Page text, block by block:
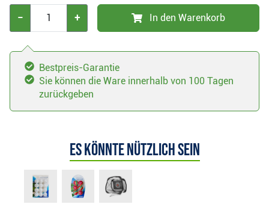
− + In den Warenkorb
Bestpreis-Garantie
Sie können die Ware innerhalb von 100 Tagen
zurückgeben
Es könnte nützlich sein